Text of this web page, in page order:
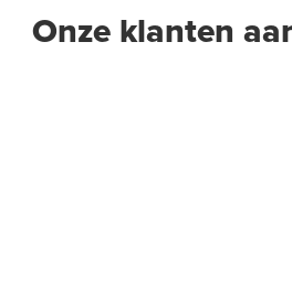
Onze klanten